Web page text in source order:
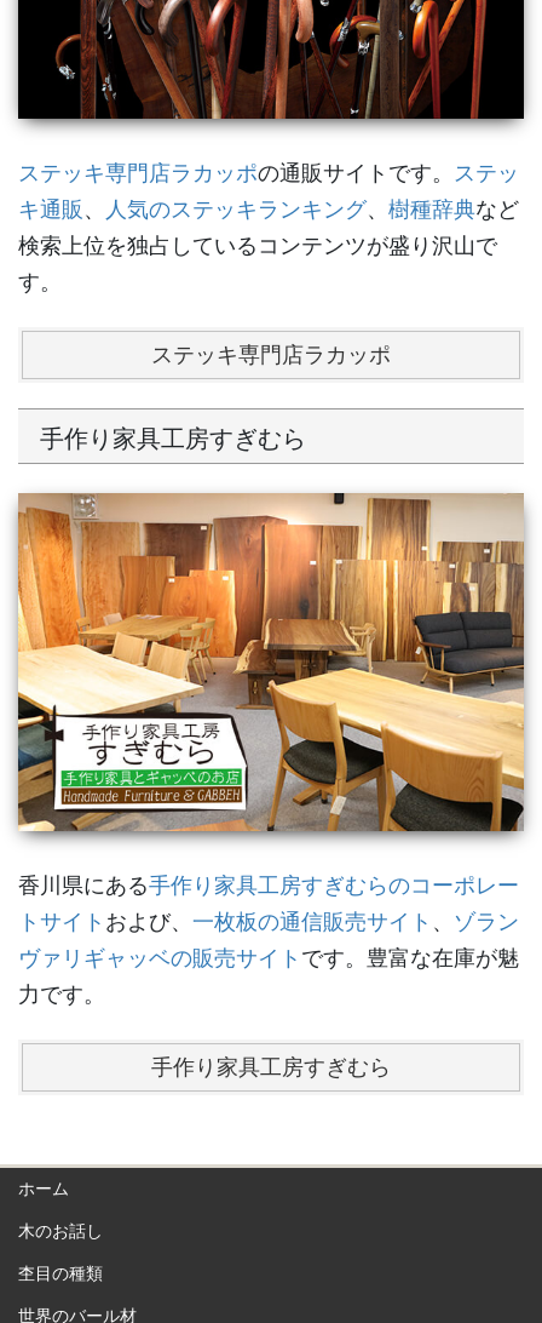
ステッキ専門店ラカッポの通販サイトです。 ステッ
キ通販 、 人気のステッキランキング、 樹種辞典など
検索上位を独占しているコンテンツが盛り沢山で
す。
ステッキ専門店ラカッポ
手作り家具工房すぎむら
香川県にある手作り家具工房すぎむらのコーポレー
トサイト および、 一枚板の通信販売サイト 、 ゾラン
ヴァリギャッベの販売サイト です。豊富な在庫が魅
力です。
手作り家具工房すぎむら
ホーム
木のお話し
杢目の種類
世界のバール材